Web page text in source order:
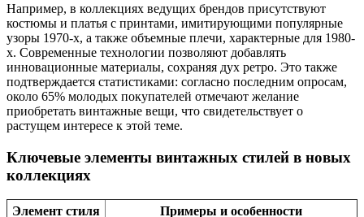
Например, в коллекциях ведущих брендов присутствуют
костюмы и платья с принтами, имитирующими популярные
узоры 1970-х, а также объемные плечи, характерные для 1980-
х. Современные технологии позволяют добавлять
инновационные материалы, сохраняя дух ретро. Это также
подтверждается статистиками: согласно последним опросам,
около 65% молодых покупателей отмечают желание
приобретать винтажные вещи, что свидетельствует о
растущем интересе к этой теме.
Ключевые элементы винтажных стилей в новых
коллекциях
Элемент стиля Примеры и особенности